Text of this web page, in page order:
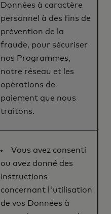
Données à caractère
personnel à des fins de
prévention de la
fraude, pour sécuriser
nos Programmes,
notre réseau et les
opérations de
paiement que nous
traitons.
Vous avez consenti
ou avez donné des
instructions
concernant l'utilisation
de vos Données à